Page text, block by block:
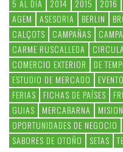
5 AL DIA 2014 2015 2016
AGEM
ASESORIA BERLIN
CALÇOTS
CAMPAÑAS
CARME RUSCALLEDA
COMERCIO EXTERIOR
DE
ESTUDIO DE MERCADO
FERIAS
FICHAS DE PAÍSES
GUIAS
MERCABARNA
OPORTUNIDADES DE NEGOCIO
SABORES DE OTOÑO
SETAS